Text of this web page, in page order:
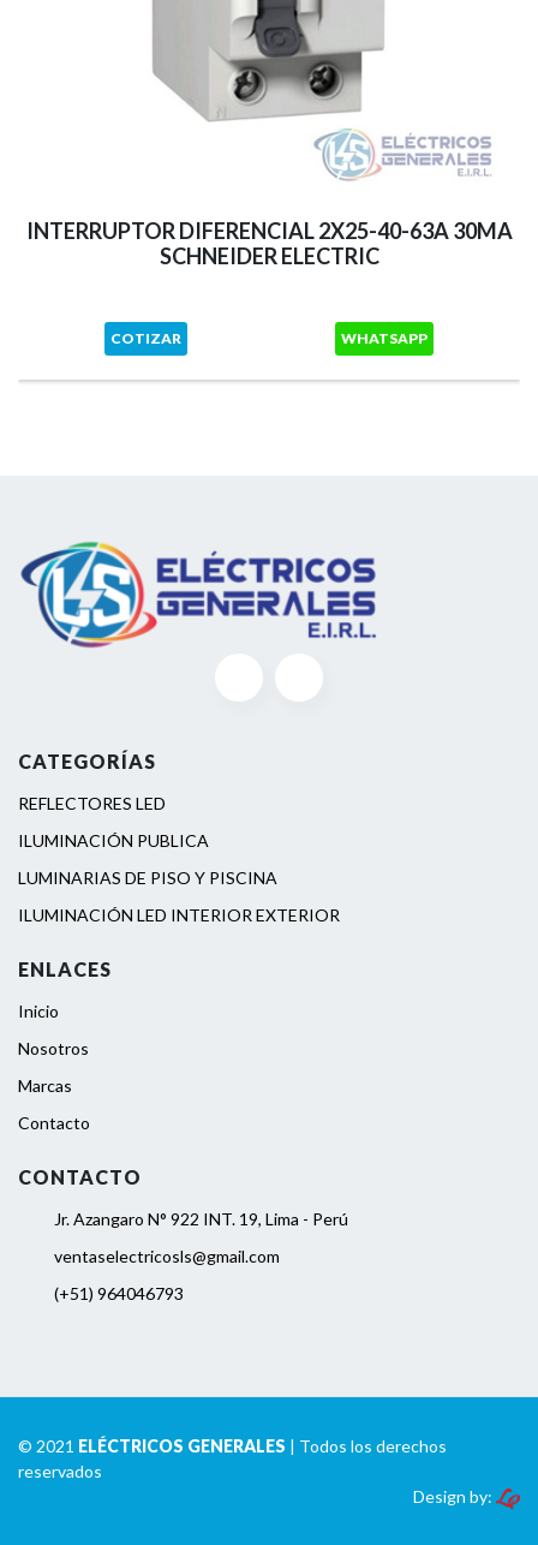
INTERRUPTOR DIFERENCIAL 2X25-40-63A 30MA
SCHNEIDER ELECTRIC
COTIZAR WHATSAPP
CATEGORÍAS
REFLECTORES LED
ILUMINACIÓN PUBLICA
LUMINARIAS DE PISO Y PISCINA
ILUMINACIÓN LED INTERIOR EXTERIOR
ENLACES
Inicio
Nosotros
Marcas
Contacto
CONTACTO
Jr. Azangaro N° 922 INT. 19, Lima - Perú
ventaselectricosls@gmail.com
(+51) 964046793
© 2021 ELÉCTRICOS GENERALES | Todos los derechos
reservados
Design by: